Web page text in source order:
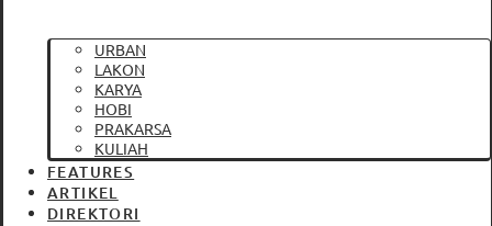
URBAN
LAKON
KARYA
HOBI
PRAKARSA
KULIAH
FEATURES
ARTIKEL
DIREKTORI